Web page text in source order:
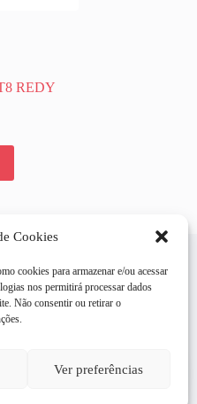
Cookies
cookies para armazenar e/ou acessar
nos permitirá processar dados
Não consentir ou retirar o
Ver preferências
REDY